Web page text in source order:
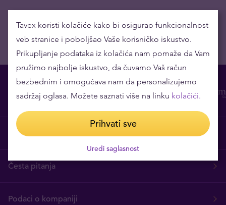
O nama
Česta pitanja
Podaci o kompaniji
Tavex koristi kolačiće kako bi osigurao funkcionalnost
veb stranice i poboljšao Vaše korisničko iskustvo.
Prikupljanje podataka iz kolačića nam pomaže da Vam
pružimo najbolje iskustvo, da čuvamo Vaš račun
bezbednim i omogućava nam da personalizujemo
sadržaj oglasa. Možete saznati više na linku kolačići.
Prihvati sve
Uredi saglasnost